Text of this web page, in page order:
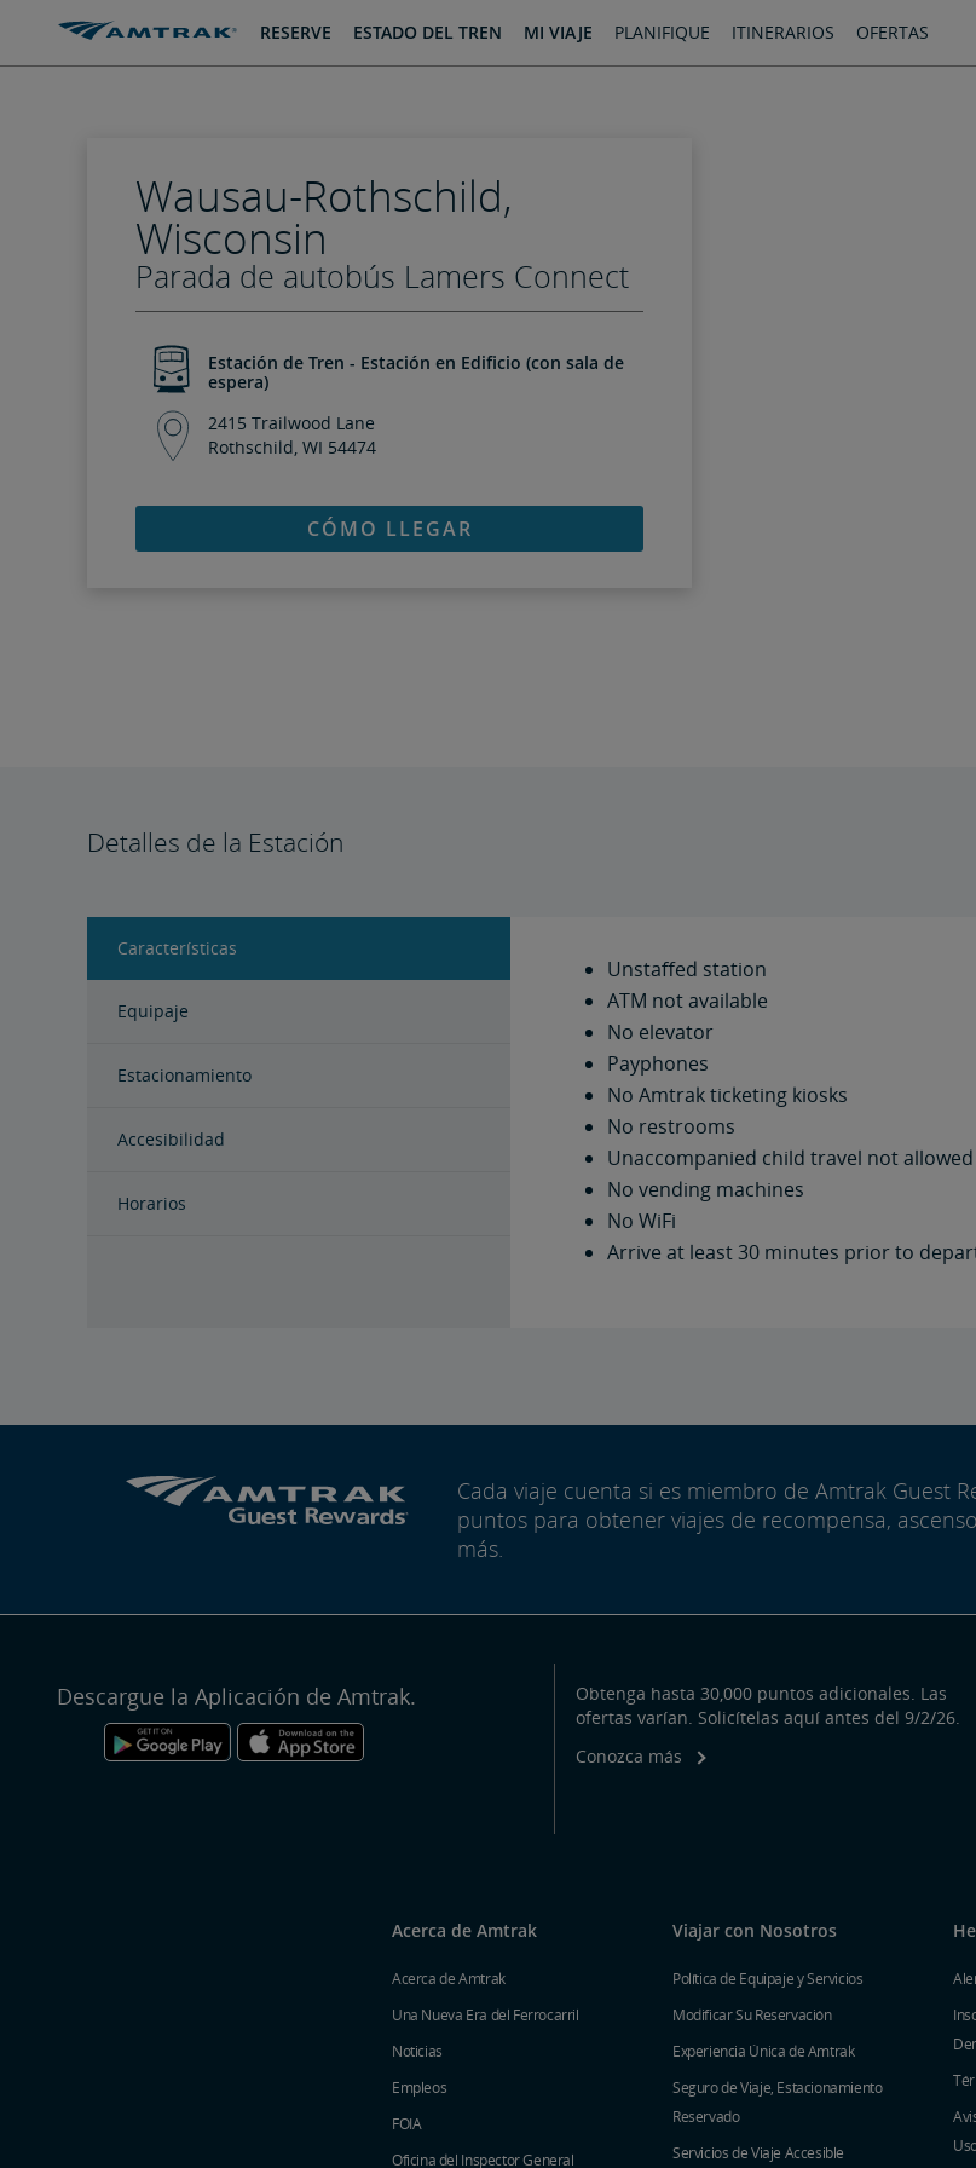
saltar
saltar RESERVE ESTADO DEL TREN MI VIAJE PLANIFIQUE ITINERARIOS OFERTAS
Wausau-Rothschild,
Wisconsin
Parada de autobús Lamers Connect
Estación de Tren - Estación en Edificio (con sala de
espera)
2415 Trailwood Lane
Rothschild, WI 54474
CÓMO LLEGAR
Detalles de la Estación
Características
Equipaje
Estacionamiento
Accesibilidad
Horarios
Unstaffed station
ATM not available
No elevator
Payphones
No Amtrak ticketing kiosks
No restrooms
Unaccompanied child travel not allowed
No vending machines
No WiFi
Arrive at least 30 minutes prior to
Cada viaje cuenta si es miembro de Amtrak Guest
puntos para obtener viajes de recompensa,
más.
Descargue la Aplicación de Amtrak.
Obtenga hasta 30,000 puntos adicionales. Las
ofertas varían. Solicítelas aquí antes del 9/2/26.
Conozca más
Acerca de Amtrak
Acerca de Amtrak
Una Nueva Era del Ferrocarril
Noticias
Empleos
FOIA
Oficina del Inspector General
Viajar con Nosotros
Política de Equipaje y Servicios
Modificar Su Reservación
Experiencia Única de Amtrak
Seguro de Viaje, Estacionamiento
Reservado
Servicios de Viaje Accesible